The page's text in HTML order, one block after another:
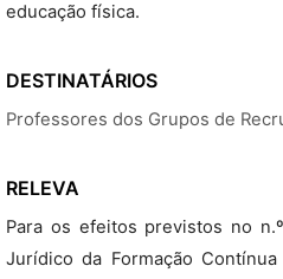
educação física.
DESTINATÁRIOS
Professores dos Grupos de
RELEVA
Para os efeitos previstos no
Jurídico da Formação